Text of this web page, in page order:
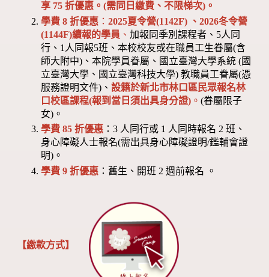
享 75 折優惠。(需同日繳費、不限梯次)。
學費 8 折優惠 ：2025夏令營(1142F) 、2026冬令營
(1144F)續報的學員 、加報同季別課程者、5人同
行、1人同報5班、本校校友或在職員工生眷屬(含
師大附中)、本院學員眷屬、國立臺灣大學系統 (國
立臺灣大學、國立臺灣科技大學) 教職員工眷屬(憑
服務證明文件)、設籍於新北市林口區民眾報名林
口校區課程(報到當日須出具身分證) 。(眷屬限子
女)。
學費 85 折優惠 ：3 人同行或 1 人同時報名 2 班、
身心障礙人士報名(需出具身心障礙證明/鑑輔會證
明)。
學費 9 折優惠 ：舊生、開班 2 週前報名 。
【繳款方式】